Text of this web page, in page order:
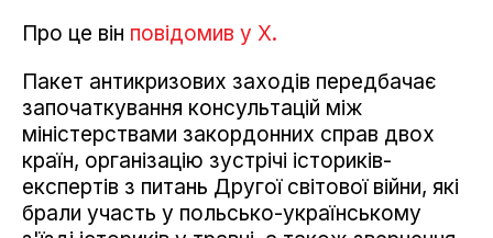
Про це він повідомив у X.
Пакет антикризових заходів передбачає
започаткування консультацій між
міністерствами закордонних справ двох
країн, організацію зустрічі істориків-
експертів з питань Другої світової війни, які
брали участь у польсько-українському